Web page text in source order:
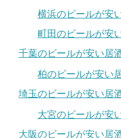
横浜のビールが安
町田のビールが安
千葉のビールが安い居
柏のビールが安い
埼玉のビールが安い居
大宮のビールが安
大阪のビールが安い居